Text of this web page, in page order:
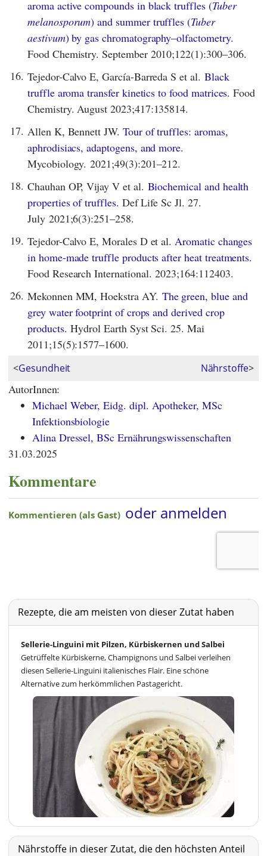
aroma active compounds in black truffles (Tuber
melanosporum) and summer truffles (Tuber
aestivum) by gas chromatography–olfactometry.
Food Chemistry. September 2010;122(1):300–306.
16. Tejedor-Calvo E, García-Barreda S et al. Black
truffle aroma transfer kinetics to food matrices. Food
Chemistry. August 2023;417:135814.
17. Allen K, Bennett JW. Tour of truffles: aromas,
aphrodisiacs, adaptogens, and more.
Mycobiology. 2021;49(3):201–212.
18. Chauhan OP, Vijay V et al. Biochemical and health
properties of truffles. Def Life Sc Jl. 27.
July 2021;6(3):251–258.
19. Tejedor-Calvo E, Morales D et al. Aromatic changes
in home-made truffle products after heat treatments.
Food Research International. 2023;164:112403.
26. Mekonnen MM, Hoekstra AY. The green, blue and
grey water footprint of crops and derived crop
products. Hydrol Earth Syst Sci. 25. Mai
2011;15(5):1577–1600.
<Gesundheit Nährstoffe>
AutorInnen:
Michael Weber, Eidg. dipl. Apotheker, MSc
Infektionsbiologie
Alina Dressel, BSc Ernährungswissenschaften
31.03.2025
Kommentare
Rezepte, die am meisten von dieser Zutat haben
Sellerie-Linguini mit Pilzen, Kürbiskernen und Salbei
Getrüffelte Kürbiskerne, Champignons und Salbei verleihen
diesen Sellerie-Linguini italienisches Flair. Eine schöne
Alternative zum herkömmlichen Pastagericht.
Nährstoffe in dieser Zutat, die den höchsten Anteil